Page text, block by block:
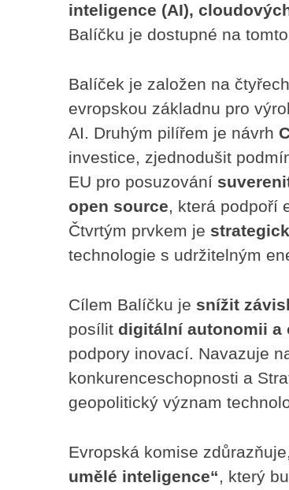
inteligence (AI),
Balíčku je dostupné na tomto
Balíček je založen na
evropskou základnu pro
AI. Druhým pilířem je návrh
investice, zjednodušit
EU pro posuzování
open source, která podpoří
Čtvrtým prvkem je
technologie s udržitelným
Cílem Balíčku je snížit
posílit digitální autonomii a
podpory inovací. Navazuje
konkurenceschopnosti a
geopolitický význam
Evropská komise
umělé inteligence“, který